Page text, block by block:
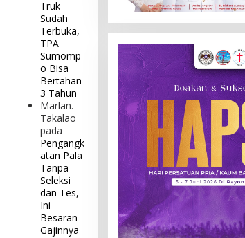
Truk
Sudah
Terbuka,
TPA
Sumomp
o Bisa
Bertahan
3 Tahun
Marlan.
Takalao
pada
Pengangk
atan Pala
Tanpa
Seleksi
dan Tes,
Ini
Besaran
Gajinnya